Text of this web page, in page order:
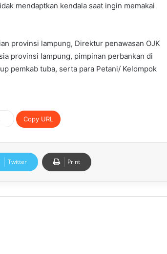
mendaptkan kendala saat ingin memakai
provinsi lampung, Direktur penawasan OJK
provinsi lampung, pimpinan perbankan di
pemkab tuba, serta para Petani/ Kelompok
Copy URL
Twitter Print